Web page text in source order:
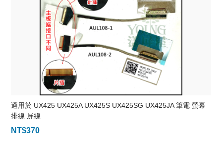
適用於 UX425 UX425A UX425S UX425SG UX425JA 筆電 螢幕
排線 屏線
NT$370